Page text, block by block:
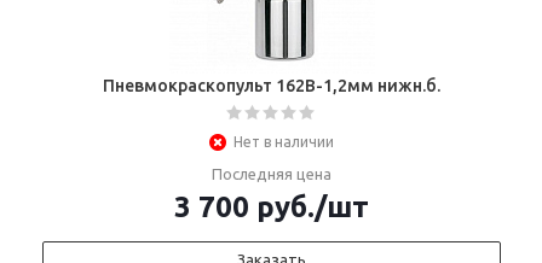
Пневмокраскопульт 162В-1,2мм нижн.б.
Нет в наличии
Последняя цена
3 700 руб./шт
Заказать